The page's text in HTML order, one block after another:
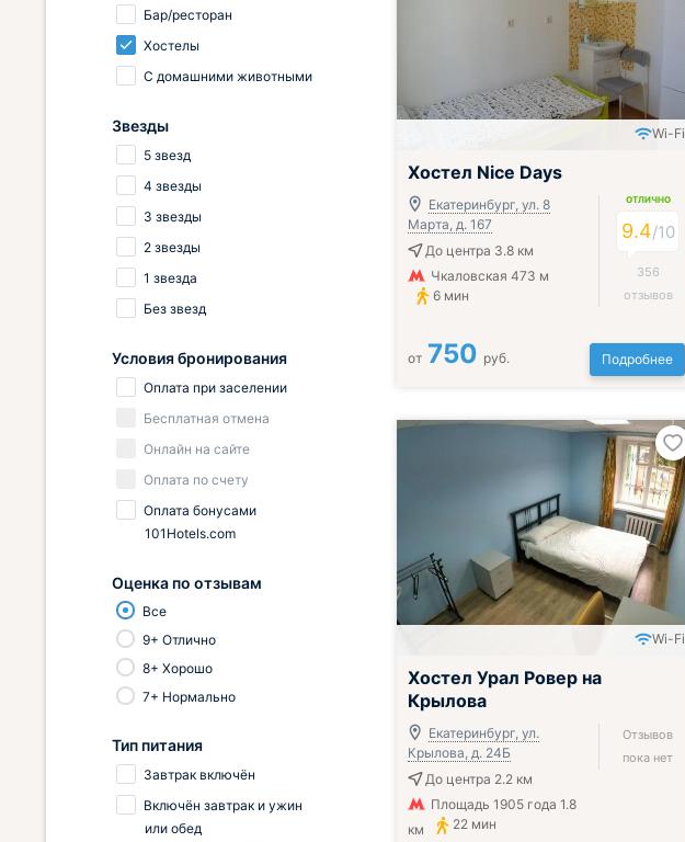
Wi-Fi
Хостел Nice Days
Екатеринбург, ул. 8
Марта, д. 167
До центра 3.8 км
Чкаловская 473 м
6 мин
ОТЛИЧНО
9.4/10
356
отзывов
от 750 руб. Подробнее
Wi-Fi
Хостел Урал Ровер на
Крылова
Екатеринбург, ул.
Крылова, д. 24Б
До центра 2.2 км
Площадь 1905 года 1.8
км
22 мин
Отзывов
пока нет
Бар/ресторан
Хостелы
С домашними животными
Звезды
5 звезд
4 звезды
3 звезды
2 звезды
1 звезда
Без звезд
Условия бронирования
Оплата при заселении
Бесплатная отмена
Онлайн на сайте
Оплата по счету
Оплата бонусами
101Hotels.com
Оценка по отзывам
Все
9+ Отлично
8+ Хорошо
7+ Нормально
Тип питания
Завтрак включён
Включён завтрак и ужин
или обед